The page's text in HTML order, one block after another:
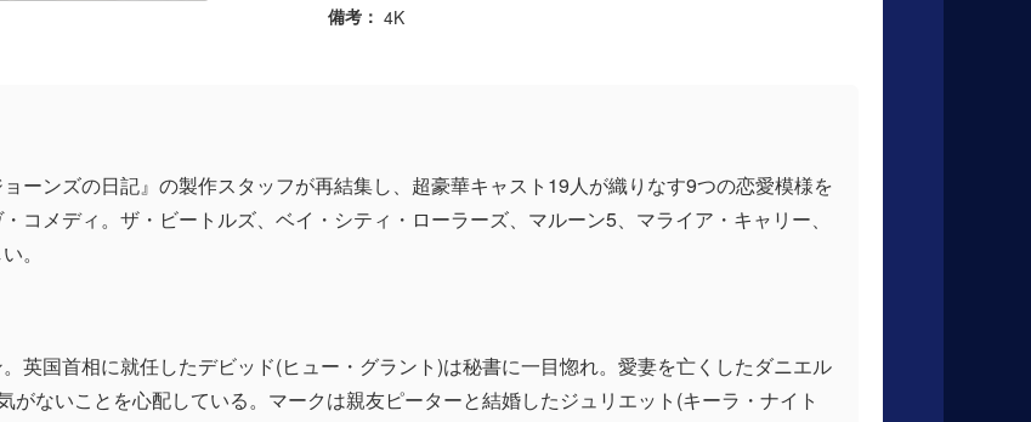
備考
4K
ーンズの日記』の製作スタッフが再結集し、超豪華キャスト19人が織りなす9つの恋愛模様を
コメディ。ザ・ビートルズ、ベイ・シティ・ローラーズ、マルーン5、マライア・キャリー、
。
英国首相に就任したデビッド(ヒュー・グラント)は秘書に一目惚れ。愛妻を亡くしたダニエル
がないことを心配している。マークは親友ピーターと結婚したジュリエット(キーラ・ナイト